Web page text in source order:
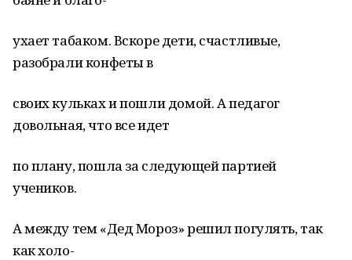
ухает табаком. Вскоре дети, счастливые,
разобрали конфеты в
своих кульках и пошли домой. А педагог
довольная, что все идет
по плану, пошла за следующей партией
учеников.
А между тем «Дед Мороз» решил погулять, так
как холо-